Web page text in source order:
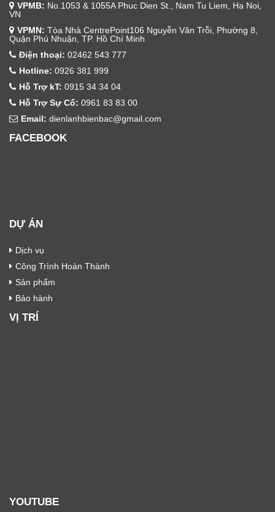
VPMB: No.1053 & 1055A Phuc Dien St., Nam Tu Liem, Ha Noi,
VN
VPMN: Tòa Nhà CentrePoint106 Nguyễn Văn Trỗi, Phường 8,
Quận Phú Nhuận, TP. Hồ Chí Minh
Điện thoại: 02462 543 777
Hotline: 0926 381 999
Hỗ Trợ kT: 0915 34 34 04
Hỗ Trợ Sự Cố: 0961 83 83 00
Email: dienlanhbienbac@gmail.com
FACEBOOK
DỰ ÁN
Dịch vụ
Công Trình Hoàn Thành
Sản phẩm
Bảo hành
VỊ TRÍ
YOUTUBE